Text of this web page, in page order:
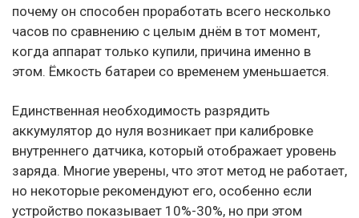
почему он способен проработать всего несколько
часов по сравнению с целым днём в тот момент,
когда аппарат только купили, причина именно в
этом. Ёмкость батареи со временем уменьшается.
Единственная необходимость разрядить
аккумулятор до нуля возникает при калибровке
внутреннего датчика, который отображает уровень
заряда. Многие уверены, что этот метод не работает,
но некоторые рекомендуют его, особенно если
устройство показывает 10%-30%, но при этом